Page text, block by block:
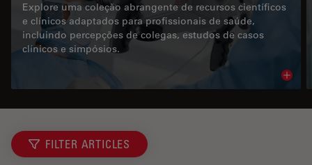
Explore uma coleção abrangente de recursos científicos
e clínicos adaptados para profissionais de saúde,
incluindo percepções de colegas, estudos de casos
clínicos e simpósios.
FILTER ARTICLES